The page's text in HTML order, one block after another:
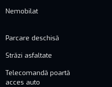
Nemobilat
Parcare deschisă
Străzi asfaltate
Telecomandă poartă
acces auto